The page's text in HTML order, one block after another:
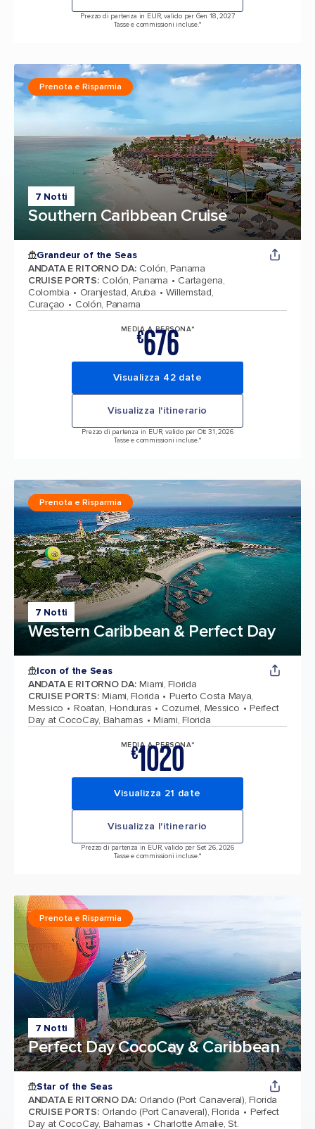
Prezzo di partenza in EUR, valido per Gen 18, 2027
Tasse e commissioni incluse.*
7 Notti
Southern Caribbean Cruise
Prenota e Risparmia
Grandeur of the Seas
ANDATA E RITORNO DA: Colón, Panama
CRUISE PORTS: Colón, Panama
Cartagena,
Colombia
Oranjestad, Aruba
Willemstad,
Curaçao
Colón, Panama
MEDIA A PERSONA*
€676
Visualizza 42 date
Visualizza l'itinerario
Prezzo di partenza in EUR, valido per Ott 31, 2026
Tasse e commissioni incluse.*
7 Notti
Western Caribbean & Perfect Day
Prenota e Risparmia
Icon of the Seas
ANDATA E RITORNO DA: Miami, Florida
CRUISE PORTS: Miami, Florida
Puerto Costa Maya,
Messico
Roatan, Honduras Cozumel, Messico
Perfect
Day at CocoCay, Bahamas
Miami, Florida
MEDIA A PERSONA*
€1020
Visualizza 21 date
Visualizza l'itinerario
Prezzo di partenza in EUR, valido per Set 26, 2026
Tasse e commissioni incluse.*
7 Notti
Perfect Day CocoCay & Caribbean
Prenota e Risparmia
Star of the Seas
ANDATA E RITORNO DA: Orlando (Port Canaveral), Florida
CRUISE PORTS: Orlando (Port Canaveral), Florida
Perfect
Day at CocoCay, Bahamas
Charlotte Amalie, St.